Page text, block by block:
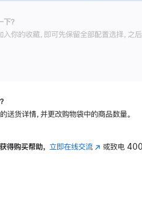
？
入你的收藏，即可先保留全部配置选择，之后
送货详情，并更改购物袋中的商品数量。
获得购买帮助， 立即在线交流(在 或致电